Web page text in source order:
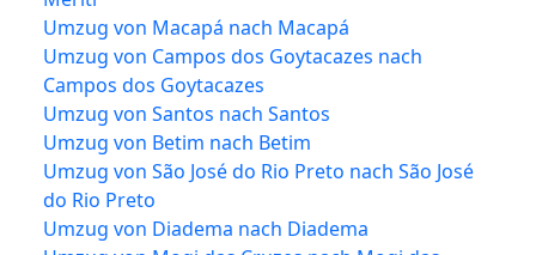
Umzug von Macapá nach Macapá
Umzug von Campos dos Goytacazes nach
Campos dos Goytacazes
Umzug von Santos nach Santos
Umzug von Betim nach Betim
Umzug von São José do Rio Preto nach São José
do Rio Preto
Umzug von Diadema nach Diadema